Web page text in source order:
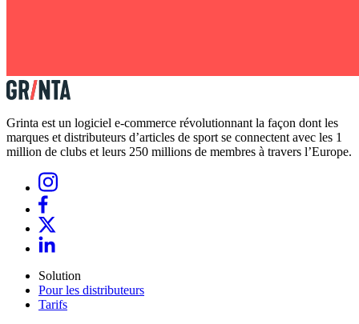
Grinta est un logiciel e-commerce révolutionnant la façon dont les
marques et distributeurs d’articles de sport se connectent avec les 1
million de clubs et leurs 250 millions de membres à travers l’Europe.
Solution
Pour les distributeurs
Tarifs